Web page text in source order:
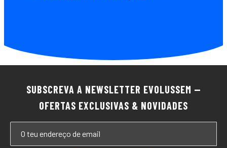
SUBSCREVA A NEWSLETTER EVOLUSSEM —
OFERTAS EXCLUSIVAS & NOVIDADES